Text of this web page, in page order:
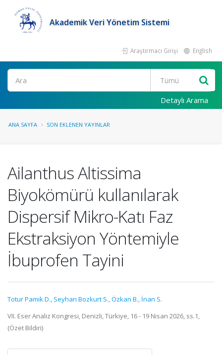
Akademik Veri Yönetim Sistemi
Araştırmacı Girişi English
Ara
Detaylı Arama
ANA SAYFA SON EKLENEN YAYINLAR
Ailanthus Altissima
Biyokömürü kullanılarak
Dispersif Mikro-Katı Faz
Ekstraksiyon Yöntemiyle
İbuprofen Tayini
Totur Pamık D., Seyhan Bozkurt S.,Özkan B., İnan S.
VII. Eser Analiz Kongresi, Denizli, Türkiye, 16 - 19 Nisan 2026, ss.1,
(Özet Bildiri)